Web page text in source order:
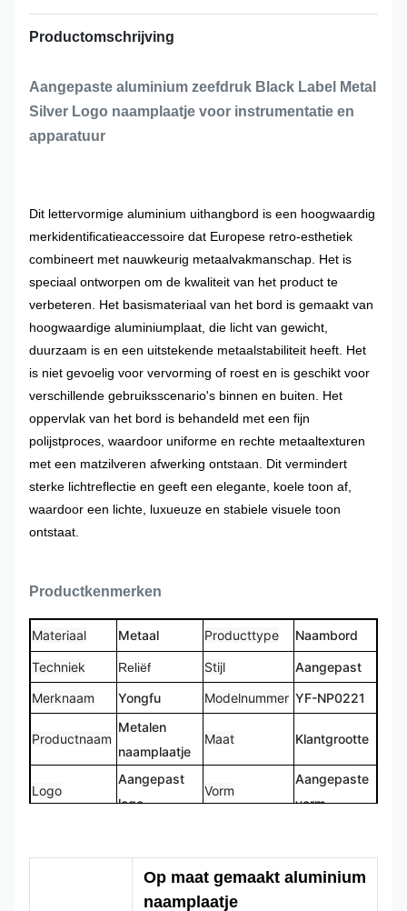
Productomschrijving
Aangepaste aluminium zeefdruk Black Label Metal
Silver Logo naamplaatje voor instrumentatie en
apparatuur
Dit lettervormige aluminium uithangbord is een hoogwaardig
merkidentificatieaccessoire dat Europese retro-esthetiek
combineert met nauwkeurig metaalvakmanschap. Het is
speciaal ontworpen om de kwaliteit van het product te
verbeteren. Het basismateriaal van het bord is gemaakt van
hoogwaardige aluminiumplaat, die licht van gewicht,
duurzaam is en een uitstekende metaalstabiliteit heeft. Het
is niet gevoelig voor vervorming of roest en is geschikt voor
verschillende gebruiksscenario's binnen en buiten. Het
oppervlak van het bord is behandeld met een fijn
polijstproces, waardoor uniforme en rechte metaaltexturen
met een matzilveren afwerking ontstaan. Dit vermindert
sterke lichtreflectie en geeft een elegante, koele toon af,
waardoor een lichte, luxueuze en stabiele visuele toon
ontstaat.
Productkenmerken
Materiaal Metaal Producttype Naambord
Techniek Reliëf Stijl
Aangepast
Merknaam
Yongfu Modelnummer YF-NP0221
Productnaam
Metalen
naamplaatje
Maat Klantgrootte
Logo
Aangepast
logo
Vorm
Aangepaste
vorm
Kleur
Pantone, RAL Ontwerp
maat
gemaakt
Op maat gemaakt aluminium
naamplaatje